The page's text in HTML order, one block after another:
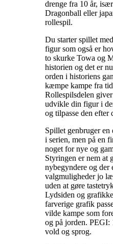
drenge fra 10 år,
Dragonball eller
rollespil.
Du starter spillet
figur som også er
to skurke Towa og
historien og det er
orden i historiens
kæmpe kampe fra
Rollespilsdelen
udvikle din figur i
og tilpasse den efter
Spillet genbruger
i serien, men på en
noget for nye og
Styringen er nem at
nybegyndere og der
valgmuligheder jo
uden at gøre
Lydsiden og
farverige grafik
vilde kampe som
og på jorden. PEGI:
vold og sprog.